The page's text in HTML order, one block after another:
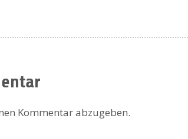
Kommentar abzugeben.